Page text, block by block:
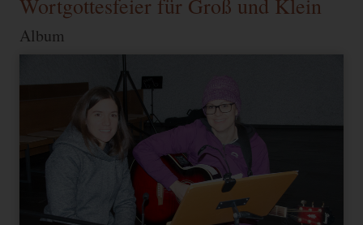
Wortgottesfeier für Groß und Klein
Album